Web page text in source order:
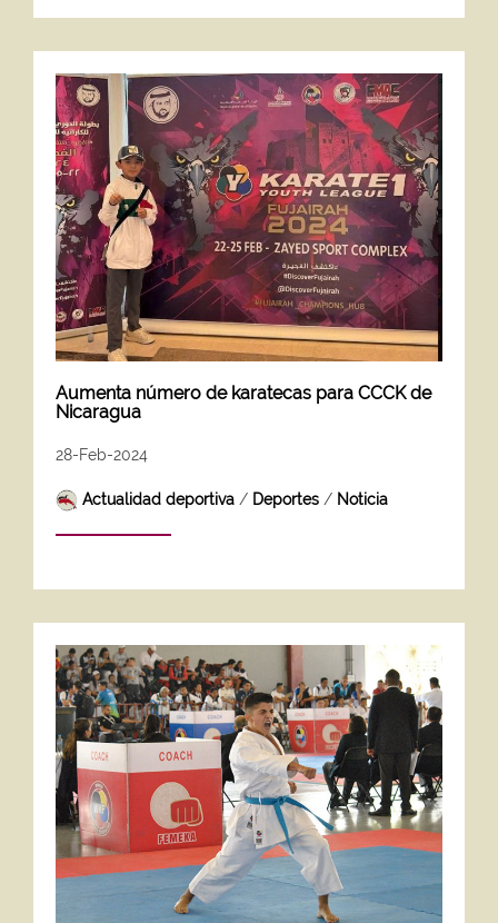
Aumenta número de karatecas para CCCK de
Nicaragua
28-Feb-2024
Actualidad deportiva / Deportes / Noticia